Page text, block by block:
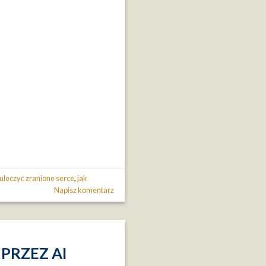
zranione serce,jak
Napisz komentarz
AI